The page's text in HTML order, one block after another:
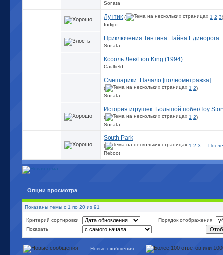
Sonata
Лунтик ( 1 2 3)
Indigo
Приключения Тинтина: Тайна Единорога
Sonata
Король Лев/Lion King (1994)
Caulfield
Смешарики. Начало [полнометражка]
( 1 2)
Sonata
История игрушек: Большой побег/Toy
( 1 2)
Sonata
South Park
( 1 2 3
Reboot
Опции просмотра
Показаны темы с 1 по 20 из 91
Критерий сортировки
Порядок отображения
Показать
Новые сообщения